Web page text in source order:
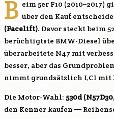
B eim 5er F10 (2010–2017)
über den Kauf
(Facelift). Davor steckt beim
berüchtigtste BMW-Diesel
überarbeitete N47 mit
besser, aber das
nimmt grundsätzlich LCI mit
Die Motor-Wahl: 530d (N57D30
den Kenner kaufen —